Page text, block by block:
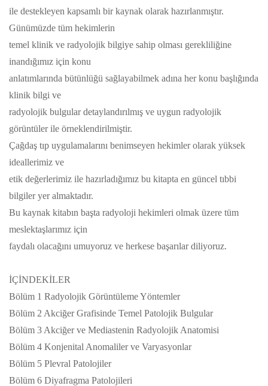
ile destekleyen kapsamlı bir kaynak olarak hazırlanmıştır.
Günümüzde tüm hekimlerin
temel klinik ve radyolojik bilgiye sahip olması gerekliliğine
inandığımız için konu
anlatımlarında bütünlüğü sağlayabilmek adına her konu başlığında
klinik bilgi ve
radyolojik bulgular detaylandırılmış ve uygun radyolojik
görüntüler ile örneklendirilmiştir.
Çağdaş tıp uygulamalarını benimseyen hekimler olarak yüksek
ideallerimiz ve
etik değerlerimiz ile hazırladığımız bu kitapta en güncel tıbbi
bilgiler yer almaktadır.
Bu kaynak kitabın başta radyoloji hekimleri olmak üzere tüm
meslektaşlarımız için
faydalı olacağını umuyoruz ve herkese başarılar diliyoruz.
İÇİNDEKİLER
Bölüm 1 Radyolojik Görüntüleme Yöntemler
Bölüm 2 Akciğer Grafisinde Temel Patolojik Bulgular
Bölüm 3 Akciğer ve Mediastenin Radyolojik Anatomisi
Bölüm 4 Konjenital Anomaliler ve Varyasyonlar
Bölüm 5 Plevral Patolojiler
Bölüm 6 Diyafragma Patolojileri